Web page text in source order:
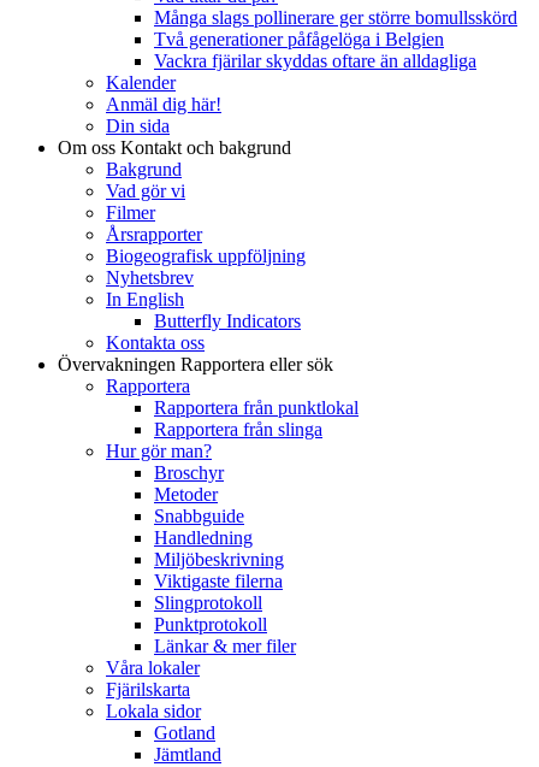
Många slags pollinerare ger större bomullsskörd
Två generationer påfågelöga i Belgien
Vackra fjärilar skyddas oftare än alldagliga
Kalender
Anmäl dig här!
Din sida
Om oss Kontakt och bakgrund
Bakgrund
Vad gör vi
Filmer
Årsrapporter
Biogeografisk uppföljning
Nyhetsbrev
In English
Butterfly Indicators
Kontakta oss
Övervakningen Rapportera eller sök
Rapportera
Rapportera från punktlokal
Rapportera från slinga
Hur gör man?
Broschyr
Metoder
Snabbguide
Handledning
Miljöbeskrivning
Viktigaste filerna
Slingprotokoll
Punktprotokoll
Länkar & mer filer
Våra lokaler
Fjärilskarta
Lokala sidor
Gotland
Jämtland